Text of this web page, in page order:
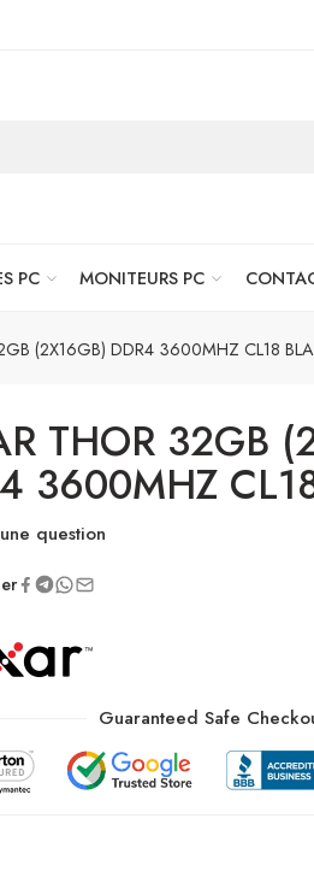
PC MONITEURS PC
(2X16GB) DDR4 3600MHZ CL18
THOR 32GB
3600MHZ
question
Guaranteed Safe